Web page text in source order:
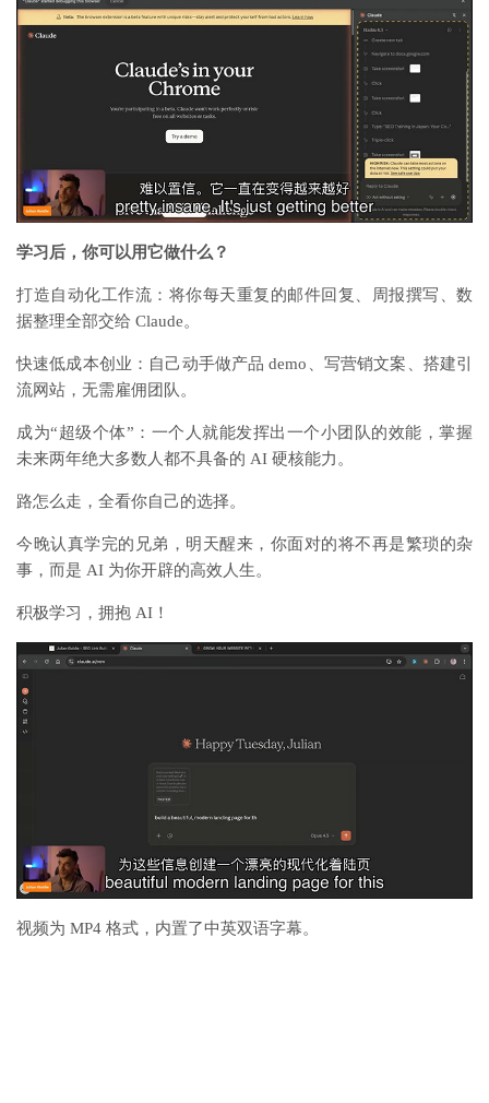
学习后，你可以用它做什么？
打造自动化工作流：将你每天重复的邮件回复、周报撰写、数
据整理全部交给 Claude。
快速低成本创业：自己动手做产品 demo、写营销文案、搭建引
流网站，无需雇佣团队。
成为“超级个体”：一个人就能发挥出一个小团队的效能，掌握
未来两年绝大多数人都不具备的 AI 硬核能力。
路怎么走，全看你自己的选择。
今晚认真学完的兄弟，明天醒来，你面对的将不再是繁琐的杂
事，而是 AI 为你开辟的高效人生。
积极学习，拥抱 AI！
视频为 MP4 格式，内置了中英双语字幕。